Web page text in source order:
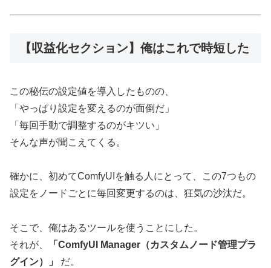
【収益化セクション】俺はこれで時短した
この秘伝の設定値を導入したものの、
「やっぱり設定を変えるのが面倒だ」
「毎回手動で調整するのがキツい」
そんな声が聞こえてくる。
確かに、初めてComfyUIを触る人にとって、この7つもの
設定をノードごとに毎回変更するのは、狂気の沙汰だ。
そこで、俺はあるツールを使うことにした。
それが、
「ComfyUI Manager（カスタムノード管理プラ
グイン）」
だ。